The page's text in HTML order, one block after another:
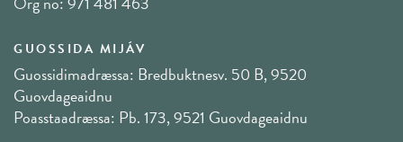
GUOSSIDA MIJÁV
Guossidimadræssa: Bredbuktnesv. 50 B, 9520
Guovdageaidnu
Poasstaadræssa: Pb. 173, 9521 Guovdageaidnu